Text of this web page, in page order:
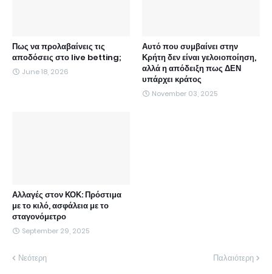
Πως να προλαβαίνεις τις
αποδόσεις στο live betting;
June 18, 2026
Αυτό που συμβαίνει στην
Κρήτη δεν είναι γελοιοποίηση,
αλλά η απόδειξη πως ΔΕΝ
υπάρχει κράτος
November 03, 2025
Αλλαγές στον ΚΟΚ: Πρόστιμα
με το κιλό, ασφάλεια με το
σταγονόμετρο
September 29, 2025
Νεότερη Παλαιότερη